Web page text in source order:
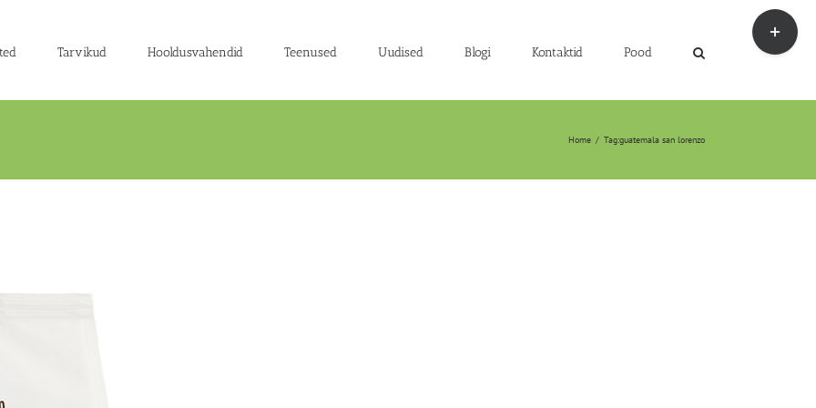
Tarvikud Hooldusvahendid Teenused Uudised Blogi Kontaktid Pood
Home / Tag:guatemala san lorenzo
Toggle
Sliding
Bar